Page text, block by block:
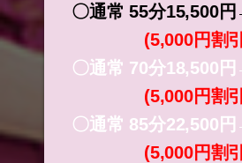
〇通常 55分15,500
(5,000円割
〇通常 70分18,500
(5,000円割
〇通常 85分22,500
(5,000円割